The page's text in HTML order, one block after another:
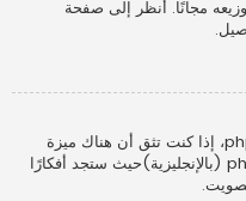
هذا البرنامج كُتب ورخص عبر phpBB Limited، إذا كنت تثق أن هناك ميزة
حيث ستجد أفكارًا